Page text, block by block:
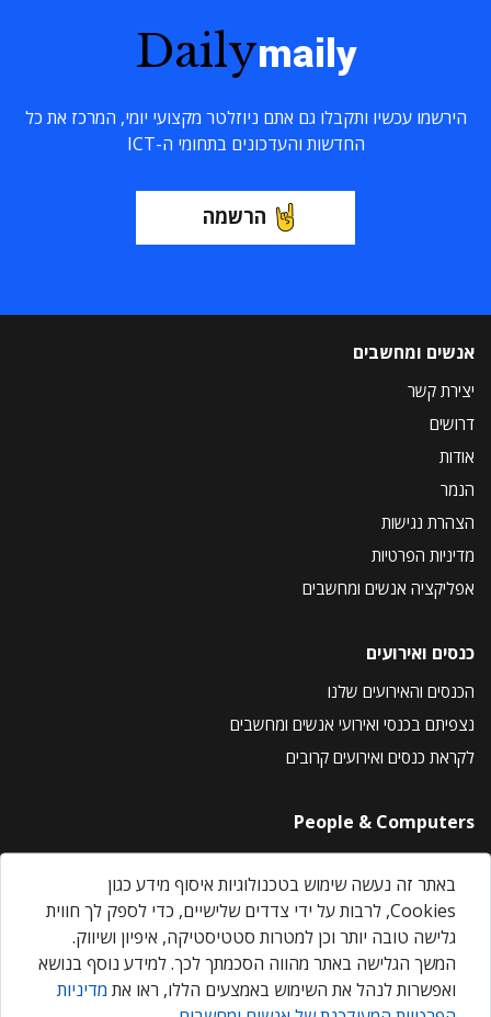
Dailymaily
הירשמו עכשיו ותקבלו גם אתם ניוזלטר מקצועי יומי, המרכז את כל
החדשות והעדכונים בתחומי ה-ICT
הרשמה
אנשים ומחשבים
יצירת קשר
דרושים
אודות
הנמר
הצהרת נגישות
מדיניות הפרטיות
אפליקציה אנשים ומחשבים
כנסים ואירועים
הכנסים והאירועים שלנו
נצפיתם בכנסי ואירועי אנשים ומחשבים
לקראת כנסים ואירועים קרובים
People & Computers
About Us
Privacy Policy
Contact Us
Our Events
באתר זה נעשה שימוש בטכנולוגיות איסוף מידע כגון
Cookies, לרבות על ידי צדדים שלישיים, כדי לספק לך חווית
גלישה טובה יותר וכן למטרות סטטיסטיקה, איפיון ושיווק.
המשך הגלישה באתר מהווה הסכמתך לכך. למידע נוסף בנושא
ואפשרות לנהל את השימוש באמצעים הללו, ראו את מדיניות